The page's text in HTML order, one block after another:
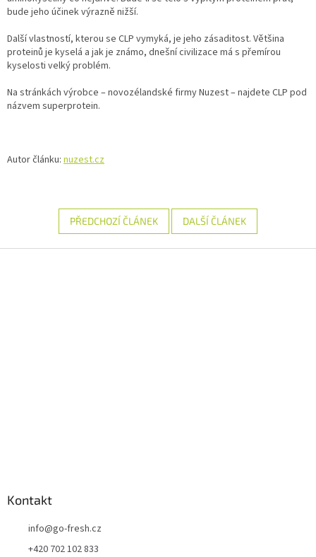
bude jeho účinek výrazně nižší.
Další vlastností, kterou se CLP vymyká, je jeho zásaditost. Většina
proteinů je kyselá a jak je známo, dnešní civilizace má s přemírou
kyselosti velký problém.
Na stránkách výrobce – novozélandské firmy Nuzest – najdete CLP pod
názvem superprotein.
Autor článku: nuzest.cz
PŘEDCHOZÍ ČLÁNEK DALŠÍ ČLÁNEK
Kontakt
info@go-fresh.cz
+420 702 102 833